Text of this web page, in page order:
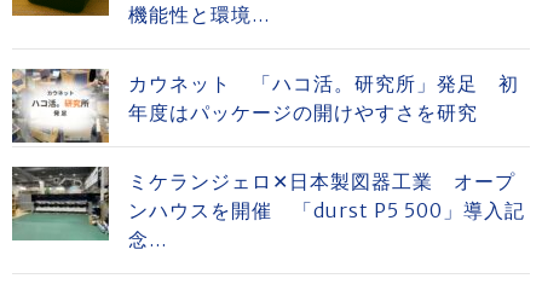
機能性と環境...
カウネット 「ハコ活。研究所」発足 初
年度はパッケージの開けやすさを研究
ミケランジェロ✕日本製図器工業 オープ
ンハウスを開催 「durst P5 500」導入記
念...